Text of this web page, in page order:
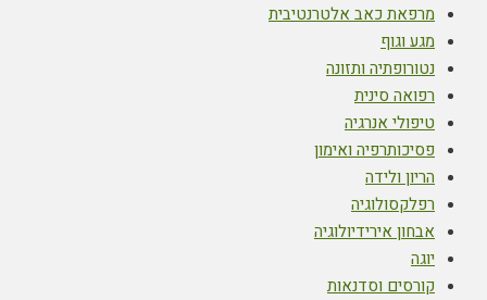
מרפאת כאב אלטרנטיבית
מגע וגוף
נטורופתיה ותזונה
רפואה סינית
טיפולי אנרגיה
פסיכותרפיה ואימון
הריון ולידה
רפלקסולוגיה
אבחון אירידיולוגיה
יוגה
קורסים וסדנאות